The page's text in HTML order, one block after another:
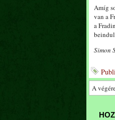
Amíg
van a
a
Simon
A